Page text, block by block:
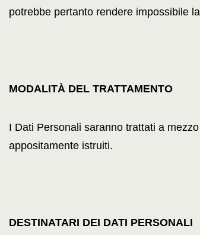
potrebbe pertanto rendere impossibile
MODALITÀ DEL TRATTAMENTO
I Dati Personali saranno trattati a
appositamente istruiti.
DESTINATARI DEI DATI PERSONALI